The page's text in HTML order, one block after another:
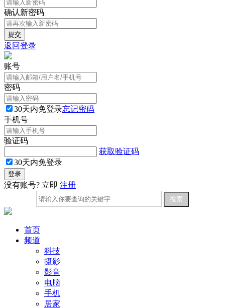
确认新密码
返回登录
账号
密码
30天内免登录忘记密码
手机号
验证码
获取验证码
30天内免登录
没有账号? 立即 注册
首页
频道
科技
摄影
影音
电脑
手机
居家